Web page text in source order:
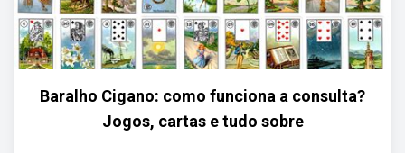
Baralho Cigano: como funciona a consulta?
Jogos, cartas e tudo sobre